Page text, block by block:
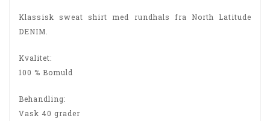
Klassisk sweat shirt med rundhals fra North Latitude
DENIM.
Kvalitet:
100 % Bomuld
Behandling:
Vask 40 grader